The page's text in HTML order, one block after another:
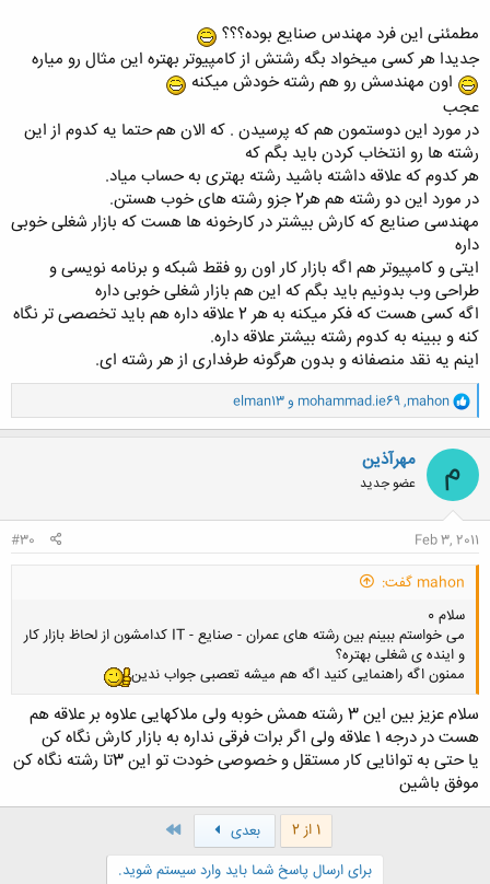
جوابش را نمیدانستم من
۵دلار به شما میدهم. مهندس مجدداً معذرت خواست
وچشمهایش را روى هم گذاشت تا خوابش ببرد. این بار، برنامه نویس پیشنهاد
دیگرى داد. گفت:خوب، اگر شما سوال مرا جواب ندادید۵دلار بدهید ولى اگر
من نتوانستم سوال شما را جواب
دهم ٥٠ دلار به شما میدهم. این پیشنهاد
چرت مهندس را پاره کرد و رضایت داد که با برنامه
نویس نخستین سوال را مطرح کرد: «فاصله زمین تا ماه چقدر است؟»
مهندس بدون اینکه کلمهاى بر زبان آورد دست در جیبش کرد و
نویس داد. حالانوبت خودش بود. مهندس گفت: «آن چیست که وقتى از تپه
بالا میرود۳پا دارد و وقتى پائینمیآید۴پا؟» برنامه نویس نگاه تعجب آمیزى
کرد و سپس به سراغ کامپیوتر قابل حملش رفت و تماماطلاعات موجود در آن
را مورد جستجو قرار داد. آنگاه از طریق مودم بیسیم کامپیوترش به
وصل شد و اطلاعات موجود در کتابخانه کنگره آمریکا را هم جستجو کرد. باز هم
چیز بدرد
بخورى پیدا نکرد. سپس براى تمام همکارانش پست الکترونیک
فرستاد و سوال را با آنها در میان گذاشت و با یکى دو نفر هم گپ(chat)
ولى آنها هم نتوانستند کمکى کنند. بالاخره بعد از۳ساعت، مهندس را از خواب
بیدار کرد و ٥٠ دلار به او داد. مهندس مودبانه ٥٠ دلار را گرفت و
برگرداند تا دوباره بخوابد. برنامه نویس بعد از کمى مکث، او را تکان داد و
گفت:
«خوب، جواب سوالت چه بود؟»
مهندس دوباره بدون اینکه کلمه اى بر زبان آورد دست در جیبش
برنامه نویس داد و رویش را برگرداند و خوابید...
مطمئنی این فرد مهندس صنایع بوده؟؟؟
جدیدا هر کسی میخواد بگه رشتش از کامپیوتر بهتره این مثال رو میاره
اون مهندسش رو هم رشته خودش میکنه
عجب
در مورد این دوستمون هم که پرسیدن . که الان هم حتما یه کدوم از این
رشته ها رو انتخاب کردن باید بگم که
هر کدوم که علاقه داشته باشید رشته بهتری به حساب میاد.
در مورد این دو رشته هم هر2 جزو رشته های خوب هستن.
مهندسی صنایع که کارش بیشتر در کارخونه ها هست که بازار شغلی خوبی
داره
ایتی و کامپیوتر هم اگه بازار کار اون رو فقط شبکه و برنامه نویسی و
طراحی وب بدونیم باید بگم که این هم بازار شغلی خوبی داره
اگه کسی هست که فکر میکنه به هر 2 علاقه داره هم باید تخصصی تر نگاه
کنه و ببینه به کدوم رشته بیشتر علاقه داره.
اینم یه نقد منصفانه و بدون هرگونه طرفداری از هر رشته ای.
و
ا
ک
ن
ش
ه
ا
mahon
,
mohammad.ie69 و elman13
م مهرآذین
عضو جدید
Feb 3, 2011
#30
mahon گفت:
سلام 0
می خواستم ببینم بین رشته های عمران - صنایع - IT کدامشون از لحاظ بازار کار
و اینده ی شغلی بهتره؟
ممنون اگه راهنمایی کنید اگه هم میشه تعصبی جواب ندین
سلام عزیز بین این 3 رشته همش خوبه ولی ملاکهایی علاوه بر علاقه هم
هست در درجه 1 علاقه ولی اگر برات فرقی نداره به بازار کارش نگاه کن
یا حتی به توانایی کار مستقل و خصوصی خودت تو این 3تا رشته نگاه کن
موفق باشین
1 از 2 بعدی
برای ارسال پاسخ شما باید وارد سیستم شوید.